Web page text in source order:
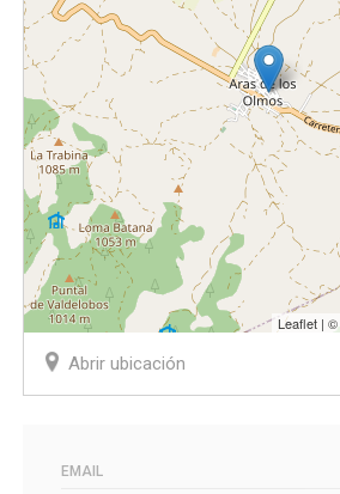
Leaflet | ©
Abrir ubicación
EMAIL